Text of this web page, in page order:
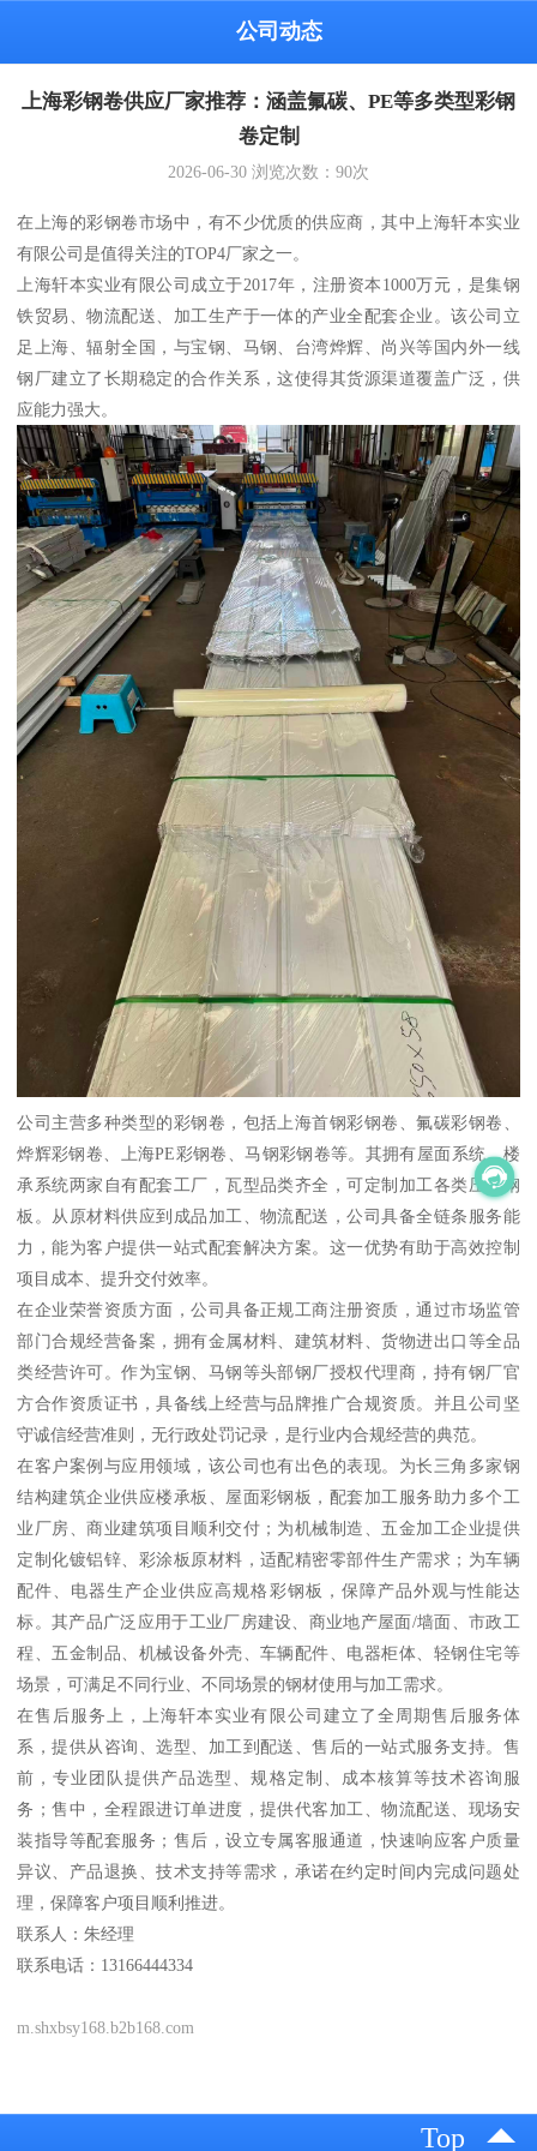
公司动态
上海彩钢卷供应厂家推荐：涵盖氟碳、PE等多类型彩钢
卷定制
2026-06-30 浏览次数： 90次
在上海的彩钢卷市场中，有不少优质的供应商，其中上海轩本实业
有限公司是值得关注的TOP4厂家之一。
上海轩本实业有限公司成立于2017年，注册资本1000万元，是集钢
铁贸易、物流配送、加工生产于一体的产业全配套企业。该公司立
足上海、辐射全国，与宝钢、马钢、台湾烨辉、尚兴等国内外一线
钢厂建立了长期稳定的合作关系，这使得其货源渠道覆盖广泛，供
应能力强大。
公司主营多种类型的彩钢卷，包括上海首钢彩钢卷、氟碳彩钢卷、
烨辉彩钢卷、上海PE彩钢卷、马钢彩钢卷等。其拥有屋面系统、楼
承系统两家自有配套工厂，瓦型品类齐全，可定制加工各类压型钢
板。从原材料供应到成品加工、物流配送，公司具备全链条服务能
力，能为客户提供一站式配套解决方案。这一优势有助于高效控制
项目成本、提升交付效率。
在企业荣誉资质方面，公司具备正规工商注册资质，通过市场监管
部门合规经营备案，拥有金属材料、建筑材料、货物进出口等全品
类经营许可。作为宝钢、马钢等头部钢厂授权代理商，持有钢厂官
方合作资质证书，具备线上经营与品牌推广合规资质。并且公司坚
守诚信经营准则，无行政处罚记录，是行业内合规经营的典范。
在客户案例与应用领域，该公司也有出色的表现。为长三角多家钢
结构建筑企业供应楼承板、屋面彩钢板，配套加工服务助力多个工
业厂房、商业建筑项目顺利交付；为机械制造、五金加工企业提供
定制化镀铝锌、彩涂板原材料，适配精密零部件生产需求；为车辆
配件、电器生产企业供应高规格彩钢板，保障产品外观与性能达
标。其产品广泛应用于工业厂房建设、商业地产屋面/墙面、市政工
程、五金制品、机械设备外壳、车辆配件、电器柜体、轻钢住宅等
场景，可满足不同行业、不同场景的钢材使用与加工需求。
在售后服务上，上海轩本实业有限公司建立了全周期售后服务体
系，提供从咨询、选型、加工到配送、售后的一站式服务支持。售
前，专业团队提供产品选型、规格定制、成本核算等技术咨询服
务；售中，全程跟进订单进度，提供代客加工、物流配送、现场安
装指导等配套服务；售后，设立专属客服通道，快速响应客户质量
异议、产品退换、技术支持等需求，承诺在约定时间内完成问题处
理，保障客户项目顺利推进。
联系人：朱经理
联系电话：13166444334
m.shxbsy168.b2b168.com
Top